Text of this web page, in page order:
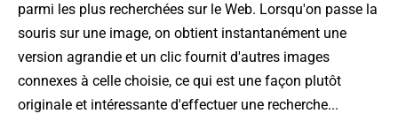
parmi les plus recherchées sur le Web. Lorsqu'on passe la
souris sur une image, on obtient instantanément une
version agrandie et un clic fournit d'autres images
connexes à celle choisie, ce qui est une façon plutôt
originale et intéressante d'effectuer une recherche...